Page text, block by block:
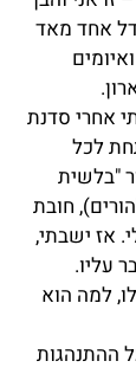
אחד מאד
אחרי סדנת
לכל
"בלשית
חובת
אז ישבתי,
עליו.
למה הוא
ההתנהגות